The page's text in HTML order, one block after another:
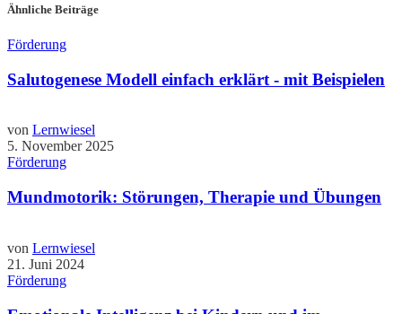
Ähnliche Beiträge
Förderung
Salutogenese Modell einfach erklärt - mit Beispielen
von Lernwiesel
5. November 2025
Förderung
Mundmotorik: Störungen, Therapie und Übungen
von Lernwiesel
21. Juni 2024
Förderung